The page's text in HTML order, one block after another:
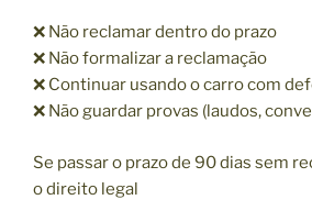
❌ Não reclamar dentro do prazo
❌ Não formalizar a reclamação
❌ Continuar usando o carro com
❌ Não guardar provas (laudos,
Se passar o prazo de 90 dias sem
o direito legal